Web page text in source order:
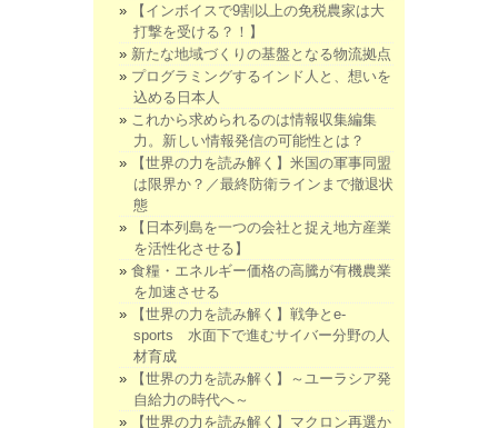
【インボイスで9割以上の免税農家は大
打撃を受ける？！】
新たな地域づくりの基盤となる物流拠点
プログラミングするインド人と、想いを
込める日本人
これから求められるのは情報収集編集
力。新しい情報発信の可能性とは？
【世界の力を読み解く】米国の軍事同盟
は限界か？／最終防衛ラインまで撤退状
態
【日本列島を一つの会社と捉え地方産業
を活性化させる】
食糧・エネルギー価格の高騰が有機農業
を加速させる
【世界の力を読み解く】戦争とe-
sports 水面下で進むサイバー分野の人
材育成
【世界の力を読み解く】～ユーラシア発
自給力の時代へ～
【世界の力を読み解く】マクロン再選か